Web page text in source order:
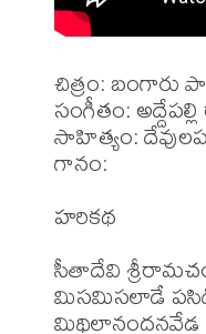
చిత్రం: బంగారు
సంగీతం:
సాహిత్యం:
గానం:
హరికథ
సీతాదేవి
మిసమిసలాడే
మిథిలానందనవేడ